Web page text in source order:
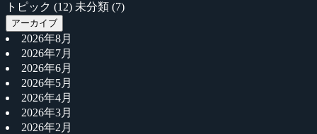
トピック (12) 未分類 (7)
アーカイブ
2026年8月
2026年7月
2026年6月
2026年5月
2026年4月
2026年3月
2026年2月